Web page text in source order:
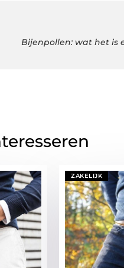
Bijenpollen: wat het is
ZAKELIJK